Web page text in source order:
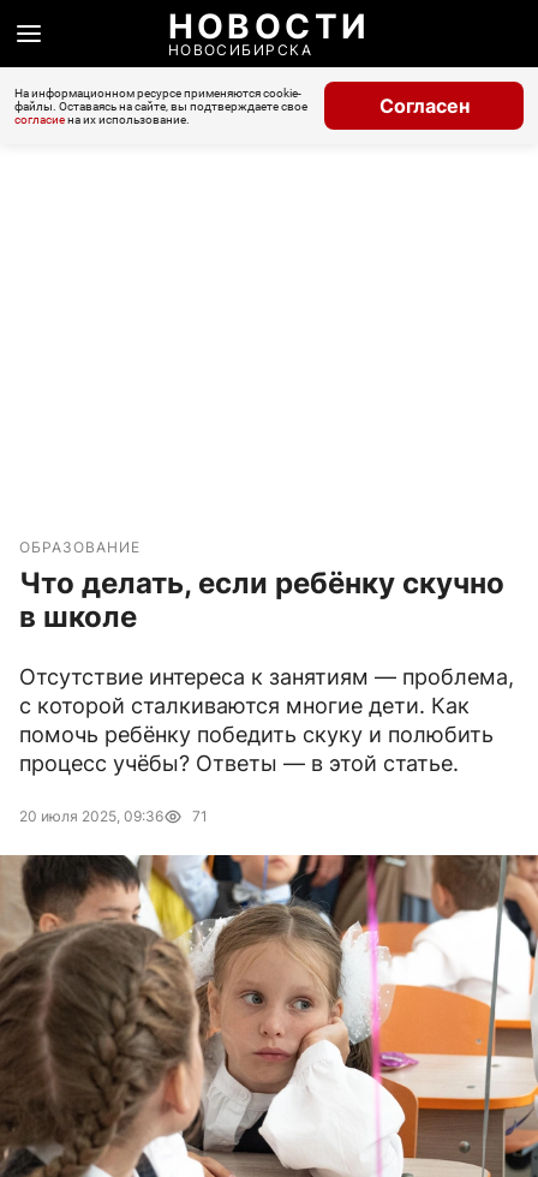
НОВОСТИ
НОВОСИБИРСКА
На информационном ресурсе применяются cookie-
файлы. Оставаясь на сайте, вы подтверждаете свое
согласиена их использование.
Согласен
ОБРАЗОВАНИЕ
Что делать, если ребёнку скучно
в школе
Отсутствие интереса к занятиям — проблема,
с которой сталкиваются многие дети. Как
помочь ребёнку победить скуку и полюбить
процесс учёбы? Ответы — в этой статье.
20 июля 2025, 09:36 71